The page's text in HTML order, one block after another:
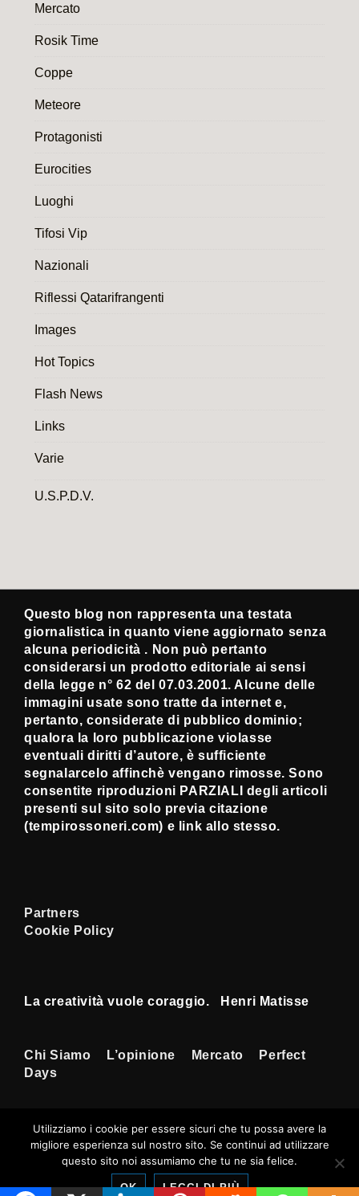
Mercato
Rosik Time
Coppe
Meteore
Protagonisti
Eurocities
Luoghi
Tifosi Vip
Nazionali
Riflessi Qatarifrangenti
Images
Hot Topics
Flash News
Links
Varie
U.S.P.D.V.
Questo blog non rappresenta una testata
giornalistica in quanto viene aggiornato senza
alcuna periodicità . Non può pertanto
considerarsi un prodotto editoriale ai sensi
della legge n° 62 del 07.03.2001. Alcune delle
immagini usate sono tratte da internet e,
pertanto, considerate di pubblico dominio;
qualora la loro pubblicazione violasse
eventuali diritti d’autore, è sufficiente
segnalarcelo affinchè vengano rimosse. Sono
consentite riproduzioni PARZIALI degli articoli
presenti sul sito solo previa citazione
(tempirossoneri.com) e link allo stesso.
Partners
Cookie Policy
La creatività vuole coraggio. Henri Matisse
Menu
Footer
Chi Siamo L’opinione Mercato
Perfect
Days
Copyright © 2026Tempi Rossoneri |
Sviluppato daTema responsive
Utilizziamo i cookie per essere sicuri che tu possa avere la
migliore esperienza sul nostro sito. Se continui ad utilizzare
questo sito noi assumiamo che tu ne sia felice.
OK LEGGI DI PIÙ